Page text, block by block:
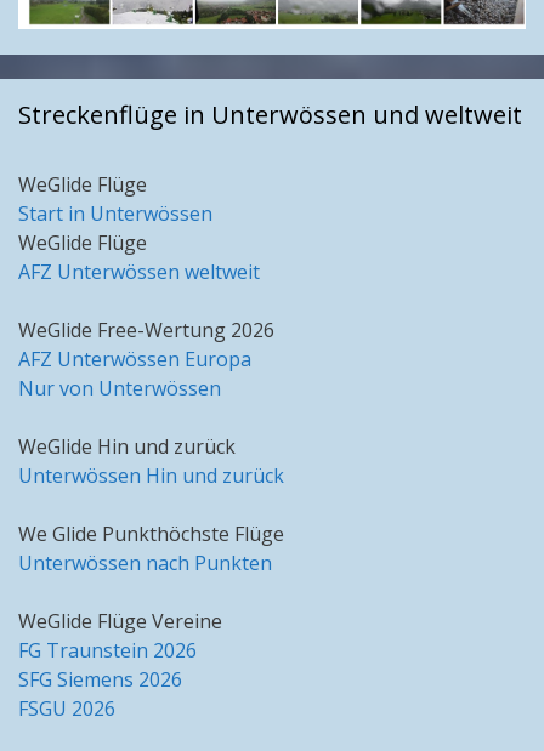
Streckenflüge in Unterwössen und weltweit
WeGlide Flüge
Start in Unterwössen
WeGlide Flüge
AFZ Unterwössen weltweit
WeGlide Free-Wertung 2026
AFZ Unterwössen Europa
Nur von Unterwössen
WeGlide Hin und zurück
Unterwössen Hin und zurück
We Glide Punkthöchste Flüge
Unterwössen nach Punkten
WeGlide Flüge Vereine
FG Traunstein 2026
SFG Siemens 2026
FSGU 2026